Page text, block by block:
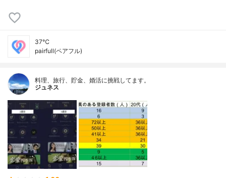
37℃
pairfull(ペアフル)
料理、旅行、貯金、婚活に挑戦してます。
ジュネス